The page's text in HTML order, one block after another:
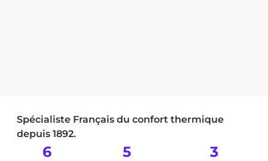
Spécialiste Français du confort thermique
depuis 1892.
6 5 3